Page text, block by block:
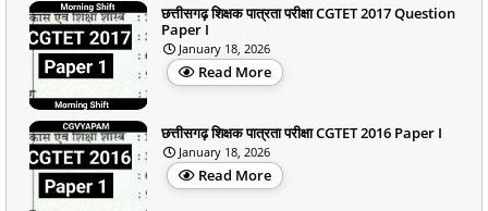
छत्तीसगढ़ शिक्षक पात्रता परीक्षा CGTET 2017 Question
Paper I
January 18, 2026
Read More
छत्तीसगढ़ शिक्षक पात्रता परीक्षा CGTET 2016 Paper I
January 18, 2026
Read More